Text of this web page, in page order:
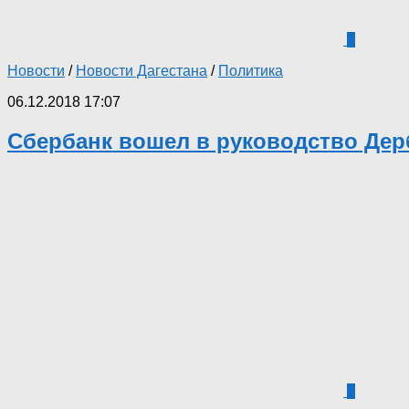
Новости / Новости Дагестана / Политика
06.12.2018 17:07
Сбербанк вошел в руководство